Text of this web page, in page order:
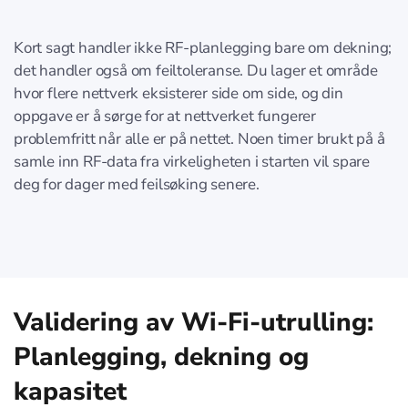
Kort sagt handler ikke RF-planlegging bare om dekning;
det handler også om feiltoleranse. Du lager et område
hvor flere nettverk eksisterer side om side, og din
oppgave er å sørge for at nettverket fungerer
problemfritt når alle er på nettet. Noen timer brukt på å
samle inn RF-data fra virkeligheten i starten vil spare
deg for dager med feilsøking senere.
Validering av Wi-Fi-utrulling:
Planlegging, dekning og
kapasitet